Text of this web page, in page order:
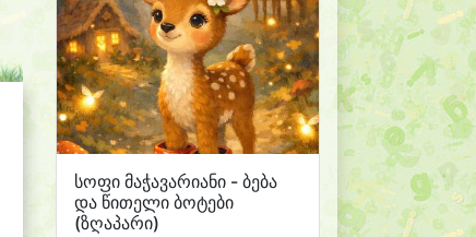
სოფი მაჭავარიანი - ბება
და წითელი ბოტები
(ზღაპარი)